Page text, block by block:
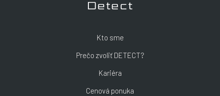
Detect
Kto sme
Prečo zvoliť DETECT?
Kariéra
Cenová ponuka